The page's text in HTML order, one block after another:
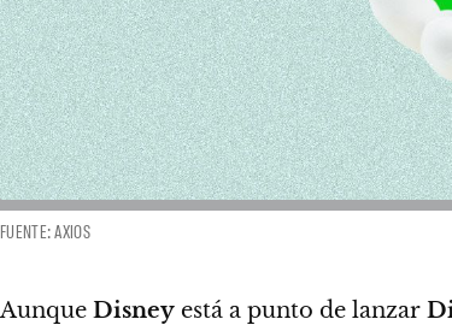
FUENTE: AXIOS
Aunque Disney está a punto de lanzar